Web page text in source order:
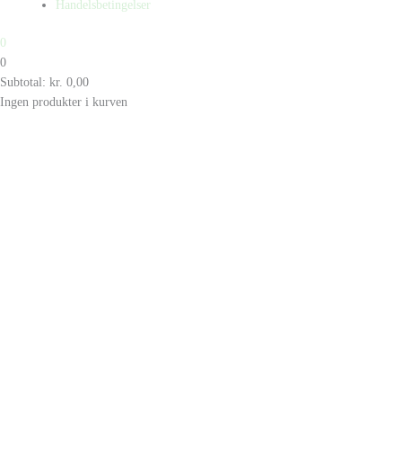
Handelsbetingelser
0
0
Subtotal: kr. 0,00
Ingen produkter i kurven